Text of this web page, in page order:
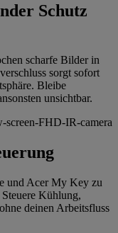
Schutz
scharfe Bilder in
sorgt sofort
Bleibe
unsichtbar.
und Acer My Key zu
Kühlung,
deinen Arbeitsfluss